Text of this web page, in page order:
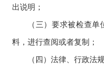
出说明；
（三）要求被检查
料，进行查阅或者复制；
（四）法律、行政法